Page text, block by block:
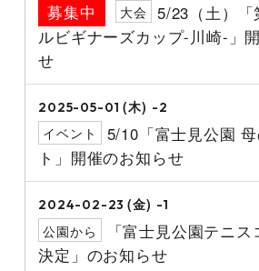
募集中 大会 5/23（土）「
ルビギナーズカップ-川崎-」
せ
2025-05-01 (木) -2
イベント
5/10「富士見公園
ト」開催のお知らせ
2024-02-23 (金) -1
公園から
「富士見公園テニ
決定」のお知らせ